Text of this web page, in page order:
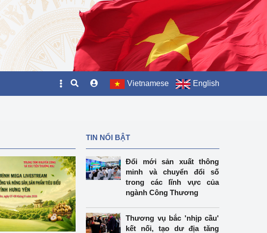
Vietnamese English
TIN NỔI BẬT
Đổi mới sản xuất thông
minh và chuyển đổi số
trong các lĩnh vực của
ngành Công Thương
Thương vụ bắc 'nhịp cầu'
kết nối, tạo dư địa tăng